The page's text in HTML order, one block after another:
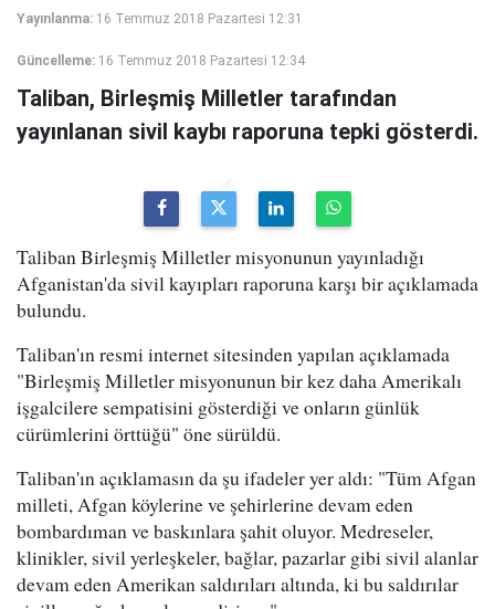
Yayınlanma: 16 Temmuz 2018 Pazartesi 12:31
Güncelleme: 16 Temmuz 2018 Pazartesi 12:34
Taliban, Birleşmiş Milletler tarafından
yayınlanan sivil kaybı raporuna tepki gösterdi.
Taliban Birleşmiş Milletler misyonunun yayınladığı
Afganistan'da sivil kayıpları raporuna karşı bir açıklamada
bulundu.
Taliban'ın resmi internet sitesinden yapılan açıklamada
"Birleşmiş Milletler misyonunun bir kez daha Amerikalı
işgalcilere sempatisini gösterdiği ve onların günlük
cürümlerini örttüğü" öne sürüldü.
Taliban'ın açıklamasın da şu ifadeler yer aldı: "Tüm Afgan
milleti, Afgan köylerine ve şehirlerine devam eden
bombardıman ve baskınlara şahit oluyor. Medreseler,
klinikler, sivil yerleşkeler, bağlar, pazarlar gibi sivil alanlar
devam eden Amerikan saldırıları altında, ki bu saldırılar